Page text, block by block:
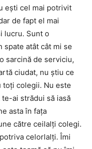
eşti cel mai potrivit
de fapt el mai
lucru. Sunt o
spate atât cât mi se
sarcină de serviciu,
ciudat, nu ştiu ce
toţi colegii. Nu este
ai strădui să iasă
asta în faţa
către ceilalţi colegi.
celorlalţi. Îmi